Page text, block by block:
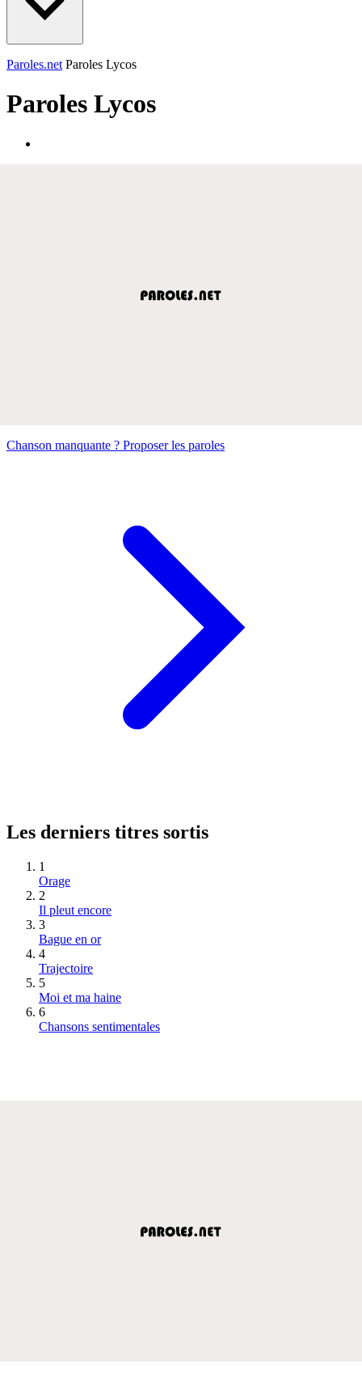
Paroles.net Paroles Lycos
Paroles Lycos
Chanson manquante ? Proposer les paroles
Les derniers titres sortis
1
Orage
2
Il pleut encore
3
Bague en or
4
Trajectoire
5
Moi et ma haine
6
Chansons sentimentales